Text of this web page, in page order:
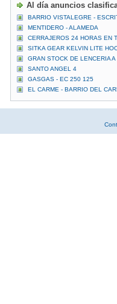
Al día anuncios
BARRIO VISTALEGRE -
MENTIDERO - ALAMEDA
CERRAJEROS 24 HORAS EN
SITKA GEAR KELVIN LITE
GRAN STOCK DE LENCERIA
SANTO ANGEL 4
GASGAS - EC 250 125
EL CARME - BARRIO DEL